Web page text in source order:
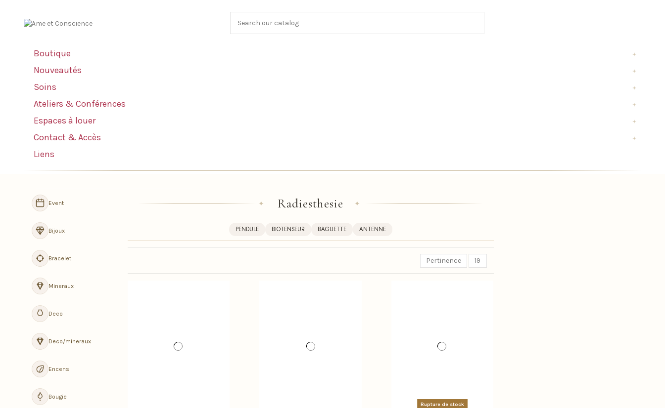
Boutique
Nouveautés
Soins
Ateliers & Conférences
Espaces à louer
Contact & Accès
Liens
Event
Bijoux
Bracelet
Mineraux
Deco
Deco/mineraux
Encens
Bougie
✦ Radiesthesie ✦
PENDULE BIOTENSEUR BAGUETTE ANTENNE
Pertinence 19
Rupture de stock